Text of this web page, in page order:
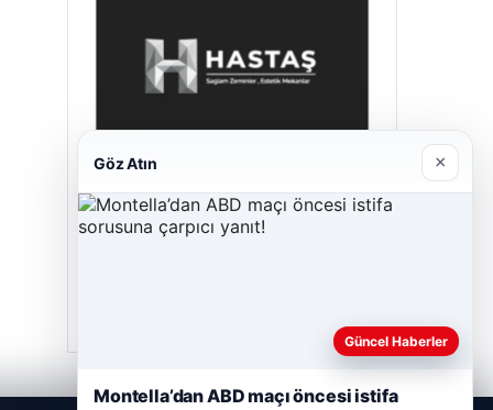
Hastaş Beton
Göz Atın ×
Güncel Haberler
Montella’dan ABD maçı öncesi istifa